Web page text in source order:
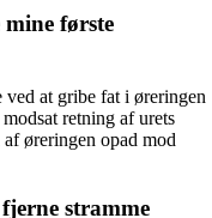
første
at gribe fat i øreringen
retning af urets
øreringen opad mod
stramme